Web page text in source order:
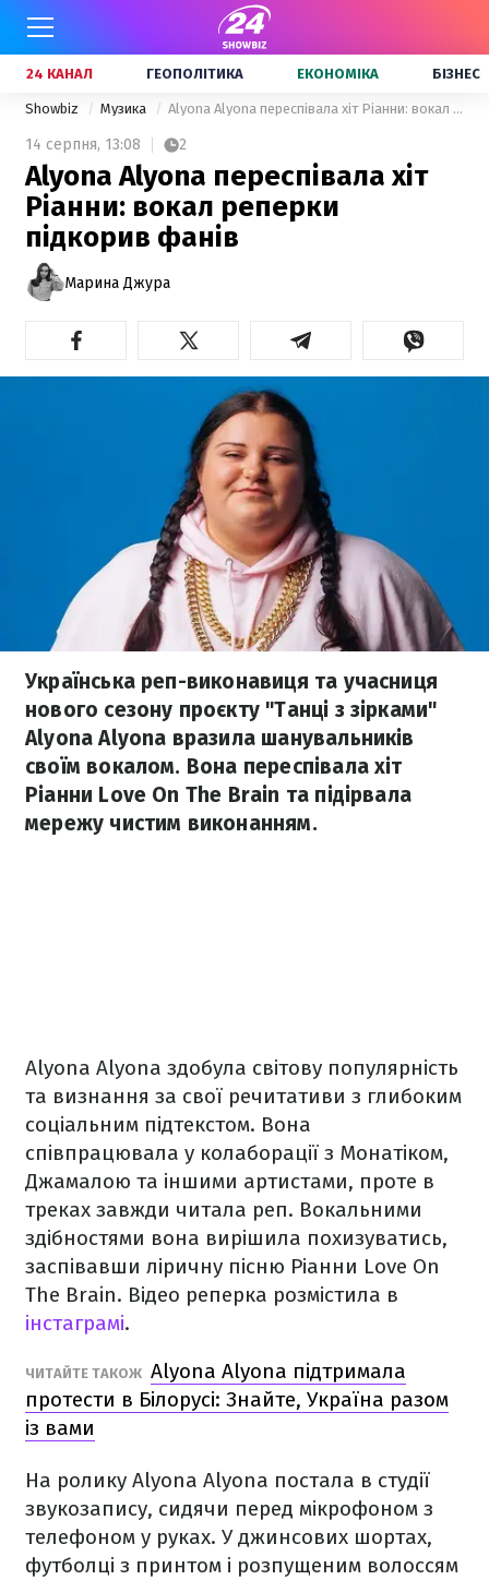
24 КАНАЛ ГЕОПОЛІТИКА ЕКОНОМІКА БІЗНЕС
Showbiz Музика Alyona Alyona переспівала хіт Ріанни: вокал реперки підкорив фанів
14 серпня, 13:08 2
Alyona Alyona переспівала хіт
Ріанни: вокал реперки
підкорив фанів
Марина Джура
Українська реп-виконавиця та учасниця
нового сезону проєкту "Танці з зірками"
Alyona Alyona вразила шанувальників
своїм вокалом. Вона переспівала хіт
Ріанни Love On The Brain та підірвала
мережу чистим виконанням.
Alyona Alyona здобула світову популярність
та визнання за свої речитативи з глибоким
соціальним підтекстом. Вона
співпрацювала у колаборації з Монатіком,
Джамалою та іншими артистами, проте в
треках завжди читала реп. Вокальними
здібностями вона вирішила похизуватись,
заспівавши ліричну пісню Ріанни Love On
The Brain. Відео реперка розмістила в
інстаграмі.
ЧИТАЙТЕ ТАКОЖ Alyona Alyona підтримала
протести в Білорусі: Знайте, Україна разом
із вами
На ролику Alyona Alyona постала в студії
звукозапису, сидячи перед мікрофоном з
телефоном у руках. У джинсових шортах,
футболці з принтом і розпущеним волоссям